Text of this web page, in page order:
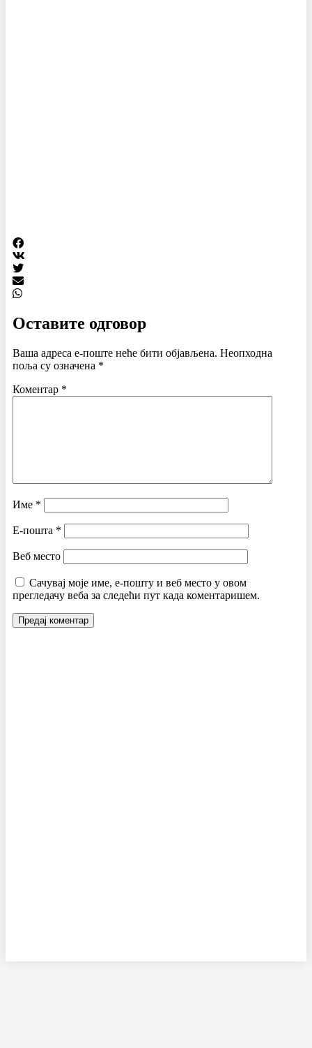
Оставите одговор
Ваша адреса е-поште неће бити објављена. Неопходна
поља су означена *
Коментар *
Име *
Е-пошта *
Веб место
Сачувај моје име, е-пошту и веб место у овом
прегледачу веба за следећи пут када коментаришем.